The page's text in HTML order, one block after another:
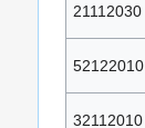
21112030
52122010
32112010